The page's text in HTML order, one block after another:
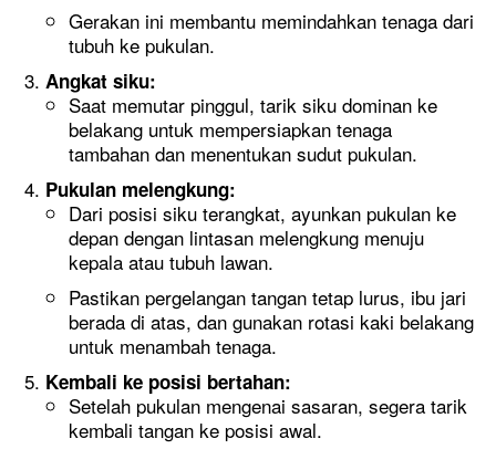
Gerakan ini membantu memindahkan tenaga dari
tubuh ke pukulan.
Angkat siku:
Saat memutar pinggul, tarik siku dominan ke
belakang untuk mempersiapkan tenaga
tambahan dan menentukan sudut pukulan.
Pukulan melengkung:
Dari posisi siku terangkat, ayunkan pukulan ke
depan dengan lintasan melengkung menuju
kepala atau tubuh lawan.
Pastikan pergelangan tangan tetap lurus, ibu jari
berada di atas, dan gunakan rotasi kaki belakang
untuk menambah tenaga.
Kembali ke posisi bertahan:
Setelah pukulan mengenai sasaran, segera tarik
kembali tangan ke posisi awal.